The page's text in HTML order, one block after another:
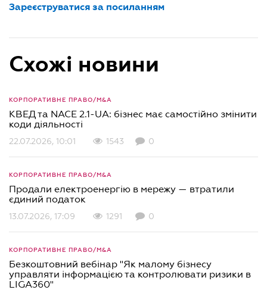
Зареєструватися за посиланням
Схожі новини
КОРПОРАТИВНЕ ПРАВО/M&A
КВЕД та NACE 2.1-UA: бізнес має самостійно змінити
коди діяльності
22.07.2026, 10:01 1543 0
КОРПОРАТИВНЕ ПРАВО/M&A
Продали електроенергію в мережу — втратили
єдиний податок
13.07.2026, 17:09 1291 0
КОРПОРАТИВНЕ ПРАВО/M&A
Безкоштовний вебінар "Як малому бізнесу
управляти інформацією та контролювати ризики в
LIGA360"